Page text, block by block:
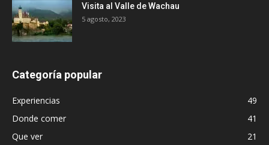
Visita al Valle de Wachau
5 agosto, 2023
Categoría popular
Experiencias
49
Donde comer
41
Que ver
21